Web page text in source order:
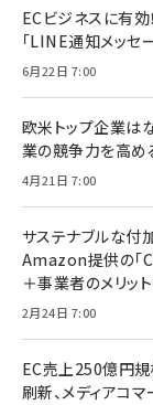
ECビジネスに有
「LINE通知メッセ
6月22日 7:00
欧米トップ企業は
業の競争力を高め
4月21日 7:00
サステナブルな付
Amazon提供の「
＋事業者のメリッ
2月24日 7:00
EC売上250億円
刷新、メディアコ